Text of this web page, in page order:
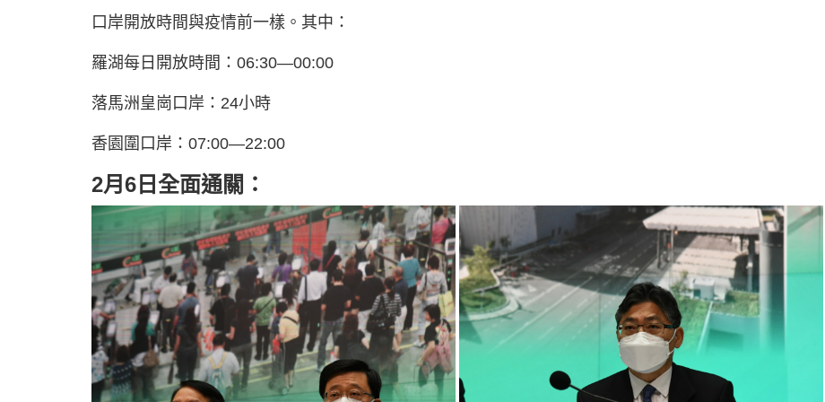
口岸開放時間與疫情前一樣。其中：
羅湖每日開放時間：06:30—00:00
落馬洲皇崗口岸：24小時
香園圍口岸：07:00—22:00
2月6日全面通關：